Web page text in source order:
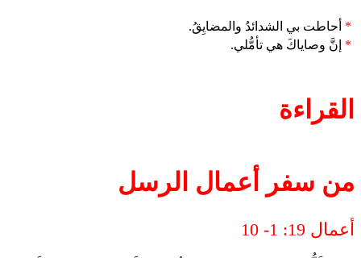
* أحاطت بي الشدائدُ والمضايِقُ.
* إنَّ وصاياكَ هي تأمُّلي.
القراءة
من سفر أعمال الرسل
أعمال 19: 1- 10